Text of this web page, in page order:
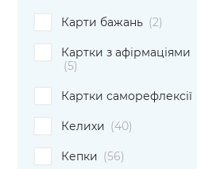
Карти бажань (2)
Картки з афірмаціями
(5)
Картки саморефлексії
Келихи (40)
Кепки (56)